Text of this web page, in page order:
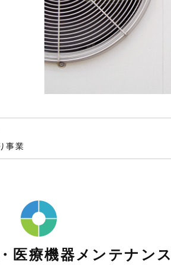
事業
医療機器メンテナン